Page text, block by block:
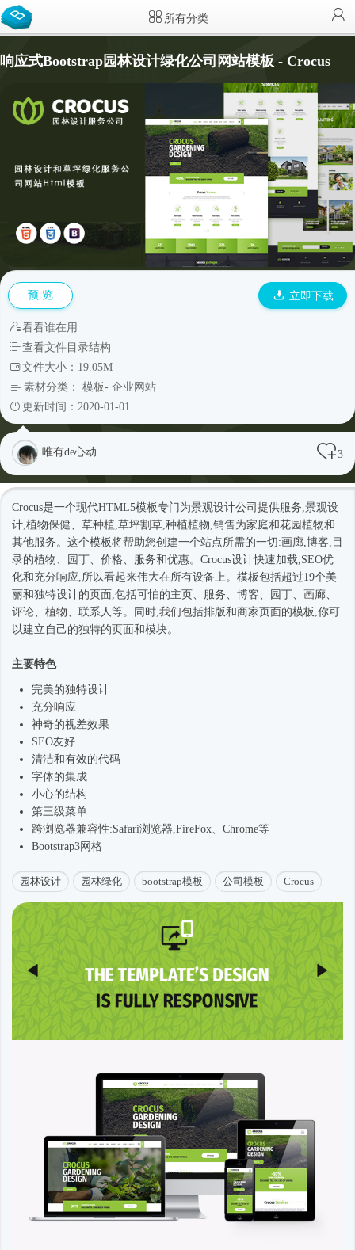
所有分类
响应式Bootstrap园林设计绿化公司网站模板 - Crocus
预 览 立即下载
看看谁在用
查看文件目录结构
文件大小：19.05M
素材分类： 模板- 企业网站
更新时间：2020-01-01
唯有de心动 3
Crocus是一个现代HTML5模板专门为景观设计公司提供服务,景观设
计,植物保健、草种植,草坪割草,种植植物,销售为家庭和花园植物和
其他服务。这个模板将帮助您创建一个站点所需的一切:画廊,博客,目
录的植物、园丁、价格、服务和优惠。Crocus设计快速加载,SEO优
化和充分响应,所以看起来伟大在所有设备上。模板包括超过19个美
丽和独特设计的页面,包括可怕的主页、服务、博客、园丁、画廊、
评论、植物、联系人等。同时,我们包括排版和商家页面的模板,你可
以建立自己的独特的页面和模块。
主要特色
完美的独特设计
充分响应
神奇的视差效果
SEO友好
清洁和有效的代码
字体的集成
小心的结构
第三级菜单
跨浏览器兼容性:Safari浏览器,FireFox、Chrome等
Bootstrap3网格
园林设计 园林绿化 bootstrap模板 公司模板 Crocus